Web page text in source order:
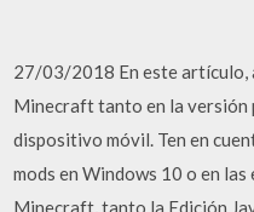
27/03/2018 En este artículo,
Minecraft tanto en la versión
dispositivo móvil. Ten en
mods en Windows 10 o en
Minecraft, tanto la Edición